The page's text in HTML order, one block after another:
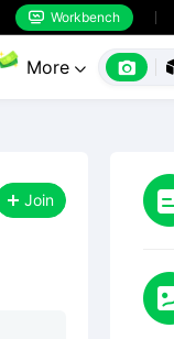
 Workbench
More  
Join